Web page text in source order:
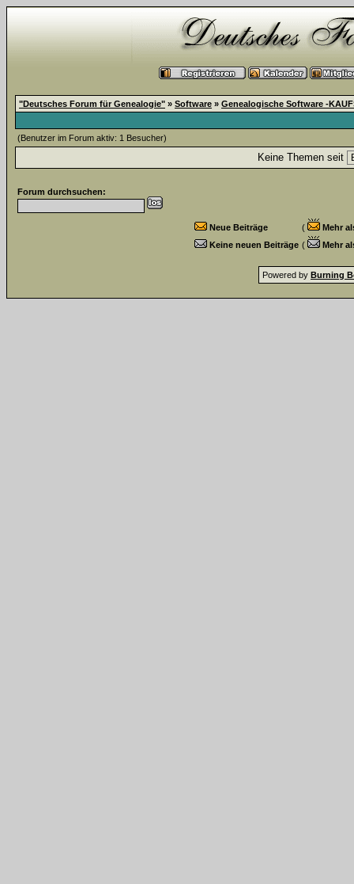
"Deutsches Forum für Genealogie" » Software » Genealogische Software -
(Benutzer im Forum aktiv: 1 Besucher)
Keine Themen seit
Forum durchsuchen:
Neue Beiträge (
Mehr
Keine neuen Beiträge ( Mehr
Powered by Burning